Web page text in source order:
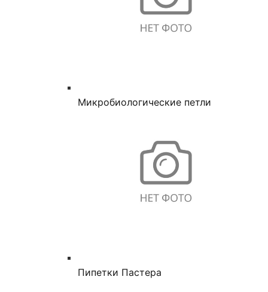
Микробиологические петли
Пипетки Пастера